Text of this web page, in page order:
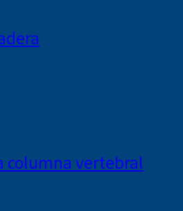
columna vertebral